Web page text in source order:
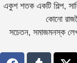
একুশ শতক একটি শিল্প,
কোনো
সচেতন, সমাজমনস্ক